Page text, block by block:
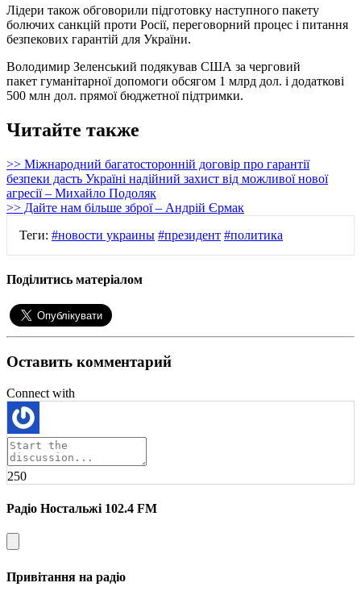
Лідери також обговорили підготовку наступного пакету
болючих санкцій проти Росії, переговорний процес і питання
безпекових гарантій для України.
Володимир Зеленський подякував США за черговий
пакет гуманітарної допомоги обсягом 1 млрд дол. і додаткові
500 млн дол. прямої бюджетної підтримки.
Читайте также
>> Міжнародний багатосторонній договір про гарантії
безпеки дасть Україні надійний захист від можливої нової
агресії – Михайло Подоляк
>> Дайте нам більше зброї – Андрій Єрмак
Теги: #новости украины #президент #политика
Поділитись матеріалом
Оставить комментарий
Connect with
250
Радіо Ностальжі 102.4 FM
Привітання на радіо